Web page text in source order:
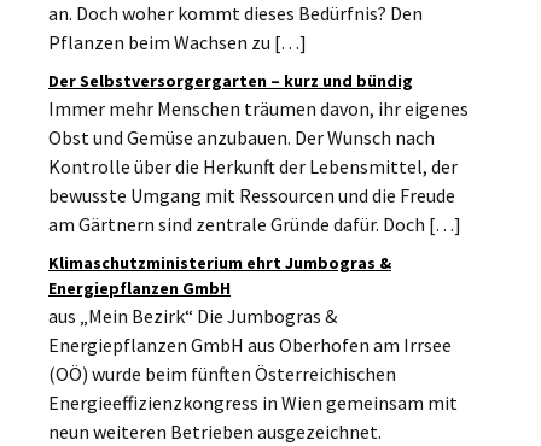
an. Doch woher kommt dieses Bedürfnis? Den
Pflanzen beim Wachsen zu […]
Der Selbstversorgergarten – kurz und bündig
Immer mehr Menschen träumen davon, ihr eigenes
Obst und Gemüse anzubauen. Der Wunsch nach
Kontrolle über die Herkunft der Lebensmittel, der
bewusste Umgang mit Ressourcen und die Freude
am Gärtnern sind zentrale Gründe dafür. Doch […]
Klimaschutzministerium ehrt Jumbogras &
Energiepflanzen GmbH
aus „Mein Bezirk“ Die Jumbogras &
Energiepflanzen GmbH aus Oberhofen am Irrsee
(OÖ) wurde beim fünften Österreichischen
Energieeffizienzkongress in Wien gemeinsam mit
neun weiteren Betrieben ausgezeichnet.